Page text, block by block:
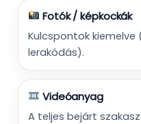
Fotók / képkockák
Kulcspontok kiemelve
lerakódás).
Videóanyag
A teljes bejárt